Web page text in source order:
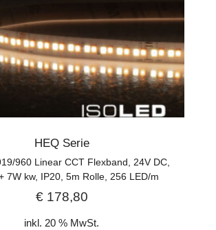
HEQ Serie
960 Linear CCT Flexband, 24V DC,
7W kw, IP20, 5m Rolle, 256 LED/m
€178,80
inkl. 20 % MwSt.